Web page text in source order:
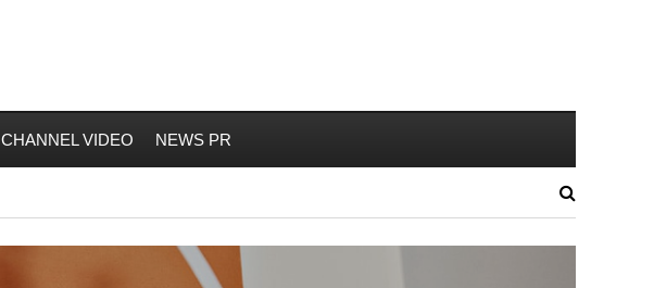
CHANNEL VIDEO NEWS PR